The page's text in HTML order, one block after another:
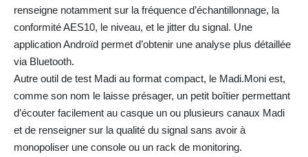
renseigne notamment sur la fréquence d’échantillonnage, la
conformité AES10, le niveau, et le jitter du signal. Une
application Androïd permet d’obtenir une analyse plus détaillée
via Bluetooth.
Autre outil de test Madi au format compact, le Madi.Moni est,
comme son nom le laisse présager, un petit boîtier permettant
d’écouter facilement au casque un ou plusieurs canaux Madi
et de renseigner sur la qualité du signal sans avoir à
monopoliser une console ou un rack de monitoring.